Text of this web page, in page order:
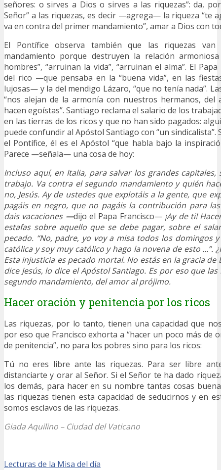
señores: o sirves a Dios o sirves a las riquezas”: da,
Señor” a las riquezas, es decir —agrega— la riqueza “te
va en contra del primer mandamiento”, amar a Dios con
El Pontífice observa también que las riquezas van
mandamiento porque destruyen la relación
hombres”, “arruinan la vida”, “arruinan el alma”. El
del rico —que pensaba en la “buena vida”, en las
lujosas— y la del mendigo Lázaro, “que no tenía nada”.
“nos alejan de la armonía con nuestros hermanos, del
hacen egoístas”. Santiago reclama el salario de los
en las tierras de los ricos y que no han sido pagados:
puede confundir al Apóstol Santiago con “un sindicalista”.
el Pontífice, él es el Apóstol “que habla bajo la
Parece —señala— una cosa de hoy:
Incluso aquí, en Italia, para salvar los grandes capitales,
trabajo. Va contra el segundo mandamiento y quién
no, Jesús. Ay de ustedes que explotáis a la gente, que
pagáis en negro, que no pagáis la contribución para
dais vacaciones—dijo el Papa Francisco—¡Ay de ti!
estafas sobre aquello que se debe pagar, sobre el
pecado. “No, padre, yo voy a misa todos los domingos
católica y soy muy católico y hago la novena de esto …”.
Esta injusticia es pecado mortal. No estás en la gracia de
dice Jesús, lo dice el Apóstol Santiago. Es por eso que
segundo mandamiento, del amor al prójimo.
Hacer oración y penitencia por los ricos
Las riquezas, por lo tanto, tienen una capacidad que nos
por eso que Francisco exhorta a “hacer un poco más de
de penitencia”, no para los pobres sino para los ricos:
Tú no eres libre ante las riquezas. Para ser libre
distanciarte y orar al Señor. Si el Señor te ha dado
los demás, para hacer en su nombre tantas cosas
las riquezas tienen esta capacidad de seducirnos y en
somos esclavos de las riquezas.
Giada Aquilino – Ciudad del Vaticano
Lecturas de la Misa del día